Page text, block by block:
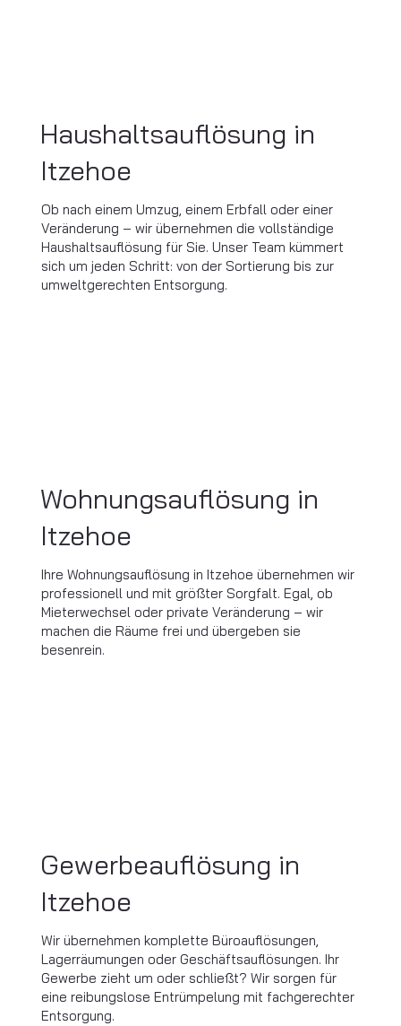
Haushaltsauflösung in
Itzehoe
Ob nach einem Umzug, einem Erbfall oder einer
Veränderung – wir übernehmen die vollständige
Haushaltsauflösung für Sie. Unser Team kümmert
sich um jeden Schritt: von der Sortierung bis zur
umweltgerechten Entsorgung.
Wohnungsauflösung in
Itzehoe
Ihre Wohnungsauflösung in Itzehoe übernehmen wir
professionell und mit größter Sorgfalt. Egal, ob
Mieterwechsel oder private Veränderung – wir
machen die Räume frei und übergeben sie
besenrein.
Gewerbeauflösung in
Itzehoe
Wir übernehmen komplette Büroauflösungen,
Lagerräumungen oder Geschäftsauflösungen. Ihr
Gewerbe zieht um oder schließt? Wir sorgen für
eine reibungslose Entrümpelung mit fachgerechter
Entsorgung.